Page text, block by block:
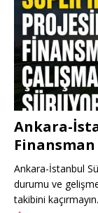
Ankara-
Ankara-İstanbul
durumu ve
takibini kaçırmayın.